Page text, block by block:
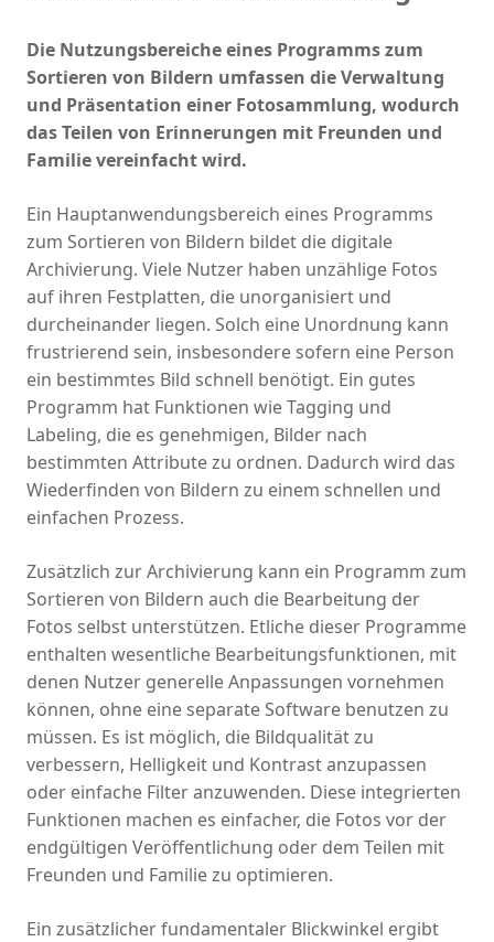
Die Nutzungsbereiche eines Programms zum
Sortieren von Bildern umfassen die Verwaltung
und Präsentation einer Fotosammlung, wodurch
das Teilen von Erinnerungen mit Freunden und
Familie vereinfacht wird.
Ein Hauptanwendungsbereich eines Programms
zum Sortieren von Bildern bildet die digitale
Archivierung. Viele Nutzer haben unzählige Fotos
auf ihren Festplatten, die unorganisiert und
durcheinander liegen. Solch eine Unordnung kann
frustrierend sein, insbesondere sofern eine Person
ein bestimmtes Bild schnell benötigt. Ein gutes
Programm hat Funktionen wie Tagging und
Labeling, die es genehmigen, Bilder nach
bestimmten Attribute zu ordnen. Dadurch wird das
Wiederfinden von Bildern zu einem schnellen und
einfachen Prozess.
Zusätzlich zur Archivierung kann ein Programm zum
Sortieren von Bildern auch die Bearbeitung der
Fotos selbst unterstützen. Etliche dieser Programme
enthalten wesentliche Bearbeitungsfunktionen, mit
denen Nutzer generelle Anpassungen vornehmen
können, ohne eine separate Software benutzen zu
müssen. Es ist möglich, die Bildqualität zu
verbessern, Helligkeit und Kontrast anzupassen
oder einfache Filter anzuwenden. Diese integrierten
Funktionen machen es einfacher, die Fotos vor der
endgültigen Veröffentlichung oder dem Teilen mit
Freunden und Familie zu optimieren.
Ein zusätzlicher fundamentaler Blickwinkel ergibt